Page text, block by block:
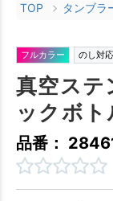
TOP タンブラ
フルカラー のし対応
真空ステ
ックボ
品番：